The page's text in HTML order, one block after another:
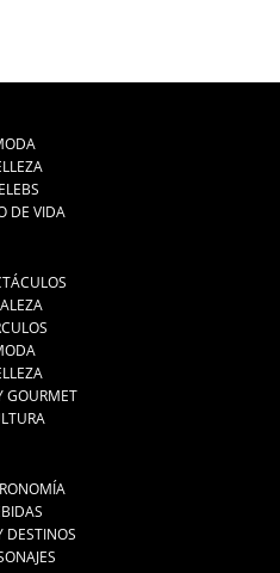
DE VIDA
GOURMET
DESTINOS